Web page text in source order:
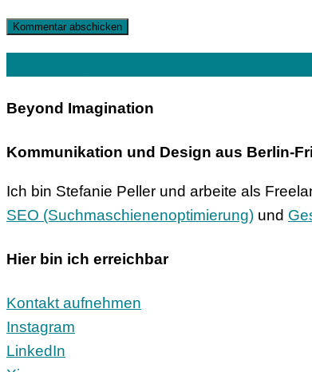
Beyond Imagination
Kommunikation und Design aus Berlin-
Ich bin Stefanie Peller und arbeite als
SEO (Suchmaschienenoptimierung) und
Hier bin ich erreichbar
Kontakt aufnehmen
Instagram
LinkedIn